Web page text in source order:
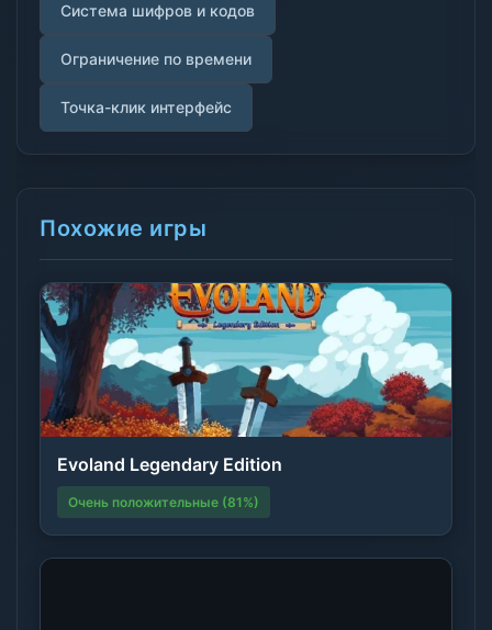
Система шифров и кодов
Ограничение по времени
Точка-клик интерфейс
Похожие игры
Evoland Legendary Edition
Очень положительные (81%)